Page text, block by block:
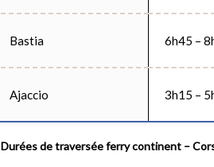
Durées de traversée ferry continent –
Bastia 6h45 –
Ajaccio 3h15 –